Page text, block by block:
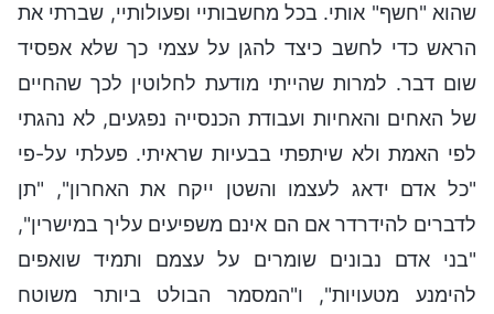
שהוא "חשף" אותי. בכל מחשבותיי ופעולותיי, שברתי את
הראש כדי לחשב כיצד להגן על עצמי כך שלא אפסיד
שום דבר. למרות שהייתי מודעת לחלוטין לכך שהחיים
של האחים והאחיות ועבודת הכנסייה נפגעים, לא נהגתי
לפי האמת ולא שיתפתי בבעיות שראיתי. פעלתי על-פי
"כל אדם ידאג לעצמו והשטן ייקח את האחרון", "תן
לדברים להידרדר אם הם אינם משפיעים עליך במישרין",
"בני אדם נבונים שומרים על עצמם ותמיד שואפים
להימנע מטעויות", ו"המסמר הבולט ביותר משוטח